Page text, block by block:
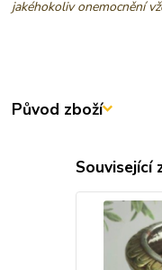
jakéhokoliv onemocnění
Původ zboží
Související